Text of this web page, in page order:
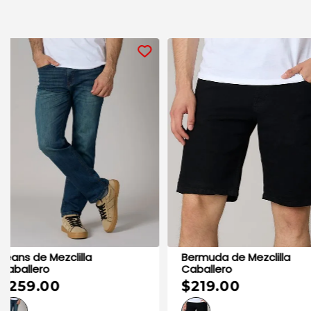
Jeans de Mezclilla
Caballero
$259.00
Jeans de Mezclilla
Caballero
$299.00